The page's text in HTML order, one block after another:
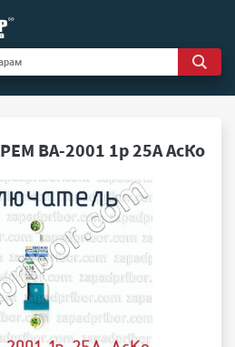
ВА-2001 1р 25А АсКо